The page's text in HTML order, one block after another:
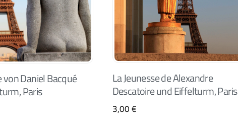
Daniel Bacqué
Paris
La Jeunesse de Alexandre
Descatoire und Eiffelturm, Paris
3,00€